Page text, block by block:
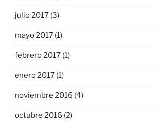
julio 2017 (3)
mayo 2017 (1)
febrero 2017 (1)
enero 2017 (1)
noviembre 2016 (4)
octubre 2016 (2)